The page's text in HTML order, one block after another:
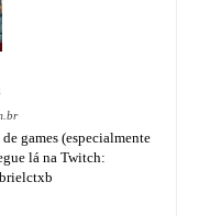
games (especialmente
lá na Twitch: